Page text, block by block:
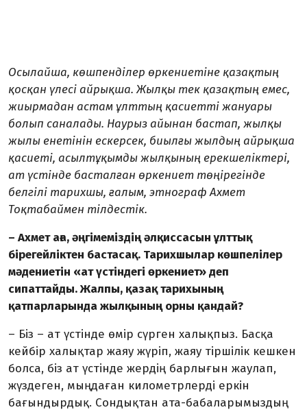
Осылай­ша, көшпенділер өркениетіне қазақтың
қосқан үлесі айрықша. Жылқы тек қазақтың емес,
жиырмадан астам ұлттың қасиетті жануары
болып саналады. Нау­рыз айынан бастап, жылқы
жылы енетінін ескерсек, биылғы жылдың айрықша
қасиеті, асылтұқымды жыл­қы­ның ерекшеліктері,
ат үстінде басталған өркениет төңірегінде
белгілі тарихшы, ғалым, этнограф Ахмет
Тоқтабаймен тілдестік.
– Ахмет аға, әңгімеміздің әл­қис­сасын ұлттық
бірегейліктен бастасақ. Тарихшылар көшпе­лі­лер
мәдениетін «ат үстіндегі өр­кениет» деп
сипаттайды. Жалпы, қазақ тарихының
қатпарларында жылқының орны қандай?
– Біз – ат үстінде өмір сүрген халықпыз. Басқа
кейбір халық­тар жаяу жүріп, жаяу тіршілік кешкен
болса, біз ат үстінде жер­дің барлығын жаулап,
жүздеген, мыңдаған километрлерді еркін
бағындырдық. Сондықтан ата-бабаларымыздың